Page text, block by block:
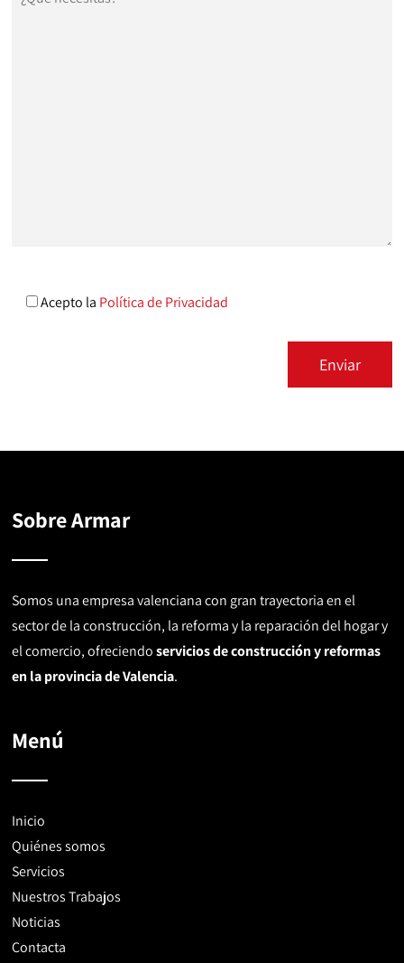
Acepto la Política de Privacidad
Sobre Armar
Somos una empresa valenciana con gran trayectoria en el
sector de la construcción, la reforma y la reparación del hogar y
el comercio, ofreciendoservicios de construcción y reformas
en la provincia de Valencia.
Menú
Inicio
Quiénes somos
Servicios
Nuestros Trabajos
Noticias
Contacta